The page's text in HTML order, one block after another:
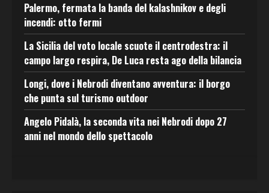
Palermo, fermata la banda del kalashnikov e degli
incendi: otto fermi
La Sicilia del voto locale scuote il centrodestra: il
campo largo respira, De Luca resta ago della bilancia
Longi, dove i Nebrodi diventano avventura: il borgo
che punta sul turismo outdoor
Angelo Pidalà, la seconda vita nei Nebrodi dopo 27
anni nel mondo dello spettacolo